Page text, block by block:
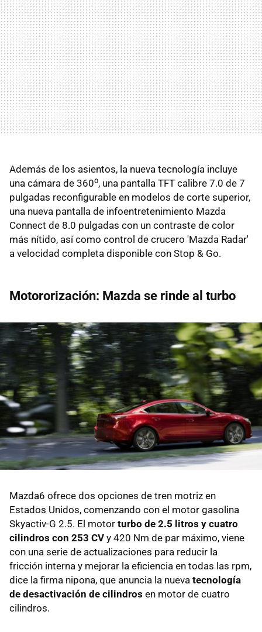
Además de los asientos, la nueva tecnología incluye
una cámara de 360⁰, una pantalla TFT calibre 7.0 de 7
pulgadas reconfigurable en modelos de corte superior,
una nueva pantalla de infoentretenimiento Mazda
Connect de 8.0 pulgadas con un contraste de color
más nítido, así como control de crucero 'Mazda Radar'
a velocidad completa disponible con Stop & Go.
Motororización: Mazda se rinde al turbo
Mazda6 ofrece dos opciones de tren motriz en
Estados Unidos, comenzando con el motor gasolina
Skyactiv-G 2.5. El motor turbo de 2.5 litros y cuatro
cilindros con 253 CV y 420 Nm de par máximo, viene
con una serie de actualizaciones para reducir la
fricción interna y mejorar la eficiencia en todas las rpm,
dice la firma nipona, que anuncia la nueva tecnología
de desactivación de cilindros en motor de cuatro
cilindros.